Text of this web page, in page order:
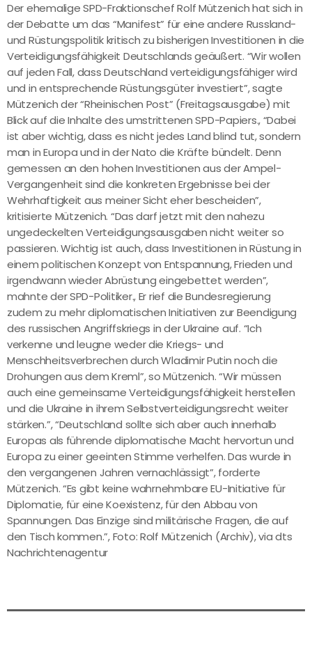
Der ehemalige SPD-Fraktionschef Rolf Mützenich hat sich in
der Debatte um das “Manifest” für eine andere Russland-
und Rüstungspolitik kritisch zu bisherigen Investitionen in die
Verteidigungsfähigkeit Deutschlands geäußert. “Wir wollen
auf jeden Fall, dass Deutschland verteidigungsfähiger wird
und in entsprechende Rüstungsgüter investiert”, sagte
Mützenich der “Rheinischen Post” (Freitagsausgabe) mit
Blick auf die Inhalte des umstrittenen SPD-Papiers., “Dabei
ist aber wichtig, dass es nicht jedes Land blind tut, sondern
man in Europa und in der Nato die Kräfte bündelt. Denn
gemessen an den hohen Investitionen aus der Ampel-
Vergangenheit sind die konkreten Ergebnisse bei der
Wehrhaftigkeit aus meiner Sicht eher bescheiden”,
kritisierte Mützenich. “Das darf jetzt mit den nahezu
ungedeckelten Verteidigungsausgaben nicht weiter so
passieren. Wichtig ist auch, dass Investitionen in Rüstung in
einem politischen Konzept von Entspannung, Frieden und
irgendwann wieder Abrüstung eingebettet werden”,
mahnte der SPD-Politiker., Er rief die Bundesregierung
zudem zu mehr diplomatischen Initiativen zur Beendigung
des russischen Angriffskriegs in der Ukraine auf. “Ich
verkenne und leugne weder die Kriegs- und
Menschheitsverbrechen durch Wladimir Putin noch die
Drohungen aus dem Kreml”, so Mützenich. “Wir müssen
auch eine gemeinsame Verteidigungsfähigkeit herstellen
und die Ukraine in ihrem Selbstverteidigungsrecht weiter
stärken.”, “Deutschland sollte sich aber auch innerhalb
Europas als führende diplomatische Macht hervortun und
Europa zu einer geeinten Stimme verhelfen. Das wurde in
den vergangenen Jahren vernachlässigt”, forderte
Mützenich. “Es gibt keine wahrnehmbare EU-Initiative für
Diplomatie, für eine Koexistenz, für den Abbau von
Spannungen. Das Einzige sind militärische Fragen, die auf
den Tisch kommen.”, Foto: Rolf Mützenich (Archiv), via dts
Nachrichtenagentur